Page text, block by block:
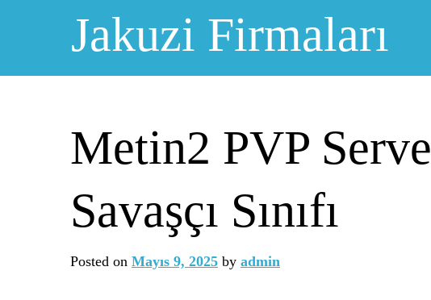
Jakuzi Firmaları
Metin2 PVP
Savaşçı Sınıfı
Posted on Mayıs 9, 2025 by admin